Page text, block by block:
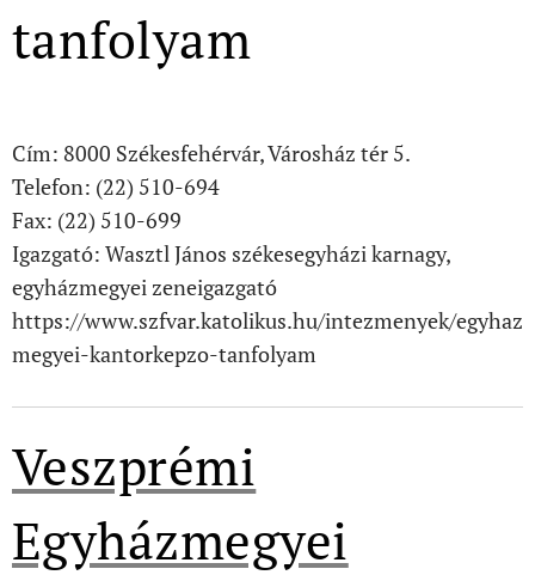
tanfolyam
Cím: 8000 Székesfehérvár, Városház tér 5.
Telefon: (22) 510-694
Fax: (22) 510-699
Igazgató: Wasztl János székesegyházi karnagy,
egyházmegyei zeneigazgató
https://www.szfvar.katolikus.hu/intezmenyek/egyhaz
megyei-kantorkepzo-tanfolyam
Veszprémi
Egyházmegyei